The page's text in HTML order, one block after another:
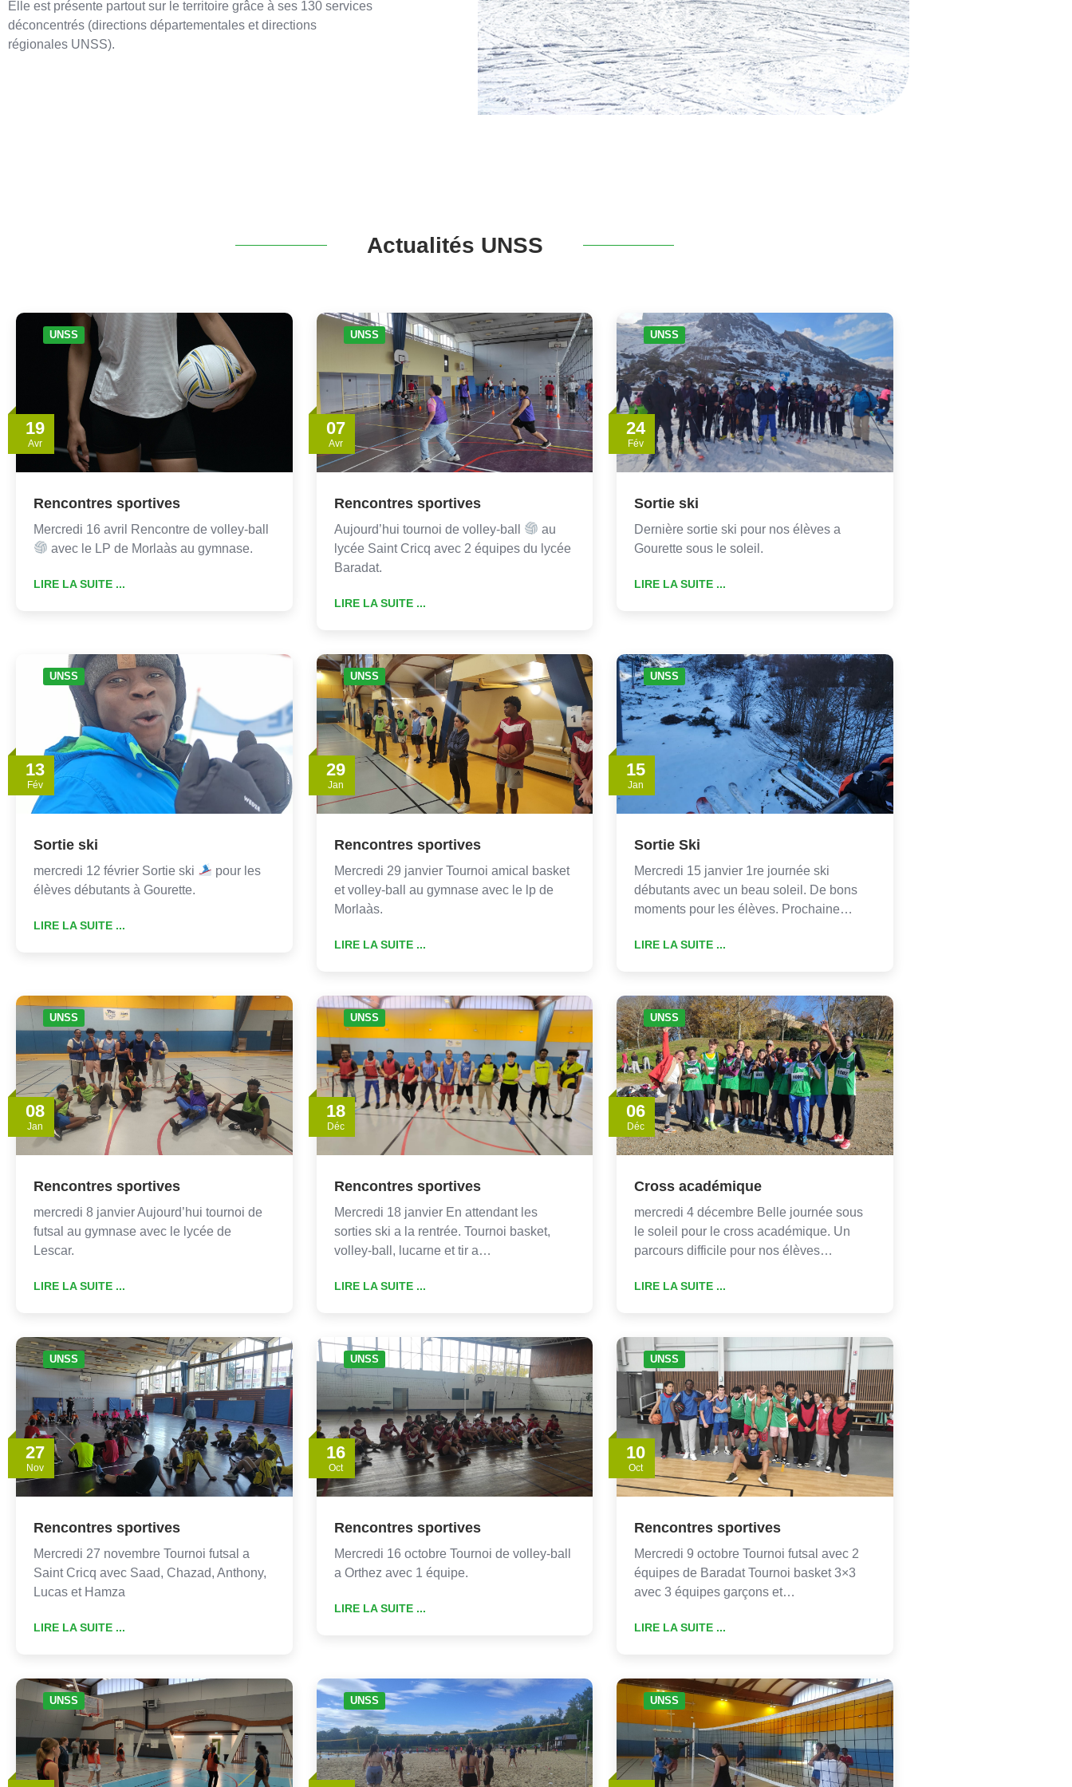
Elle est présente partout sur le territoire grâce à ses 130 services
déconcentrés (directions départementales et directions
régionales UNSS).
Actualités UNSS
19
Avr
UNSS
Rencontres sportives
Mercredi 16 avril Rencontre de volley-ball
avec le LP de Morlaàs au gymnase.
LIRE LA SUITE ...
07
Avr
UNSS
Rencontres sportives
Aujourd’hui tournoi de volley-ball
au
lycée Saint Cricq avec 2 équipes du lycée
Baradat.
LIRE LA SUITE ...
24
Fév
UNSS
Sortie ski
Dernière sortie ski pour nos élèves a
Gourette sous le soleil.
LIRE LA SUITE ...
13
Fév
UNSS
Sortie ski
mercredi 12 février Sortie ski
pour les
élèves débutants à Gourette.
LIRE LA SUITE ...
29
Jan
UNSS
Rencontres sportives
Mercredi 29 janvier Tournoi amical basket
et volley-ball au gymnase avec le lp de
Morlaàs.
LIRE LA SUITE ...
15
Jan
UNSS
Sortie Ski
Mercredi 15 janvier 1re journée ski
débutants avec un beau soleil. De bons
moments pour les élèves. Prochaine…
LIRE LA SUITE ...
08
Jan
UNSS
Rencontres sportives
mercredi 8 janvier Aujourd’hui tournoi de
futsal au gymnase avec le lycée de
Lescar.
LIRE LA SUITE ...
18
Déc
UNSS
Rencontres sportives
Mercredi 18 janvier En attendant les
sorties ski a la rentrée. Tournoi basket,
volley-ball, lucarne et tir a…
LIRE LA SUITE ...
06
Déc
UNSS
Cross académique
mercredi 4 décembre Belle journée sous
le soleil pour le cross académique. Un
parcours difficile pour nos élèves…
LIRE LA SUITE ...
27
Nov
UNSS
Rencontres sportives
Mercredi 27 novembre Tournoi futsal a
Saint Cricq avec Saad, Chazad, Anthony,
Lucas et Hamza
LIRE LA SUITE ...
16
Oct
UNSS
Rencontres sportives
Mercredi 16 octobre Tournoi de volley-ball
a Orthez avec 1 équipe.
LIRE LA SUITE ...
10
Oct
UNSS
Rencontres sportives
Mercredi 9 octobre Tournoi futsal avec 2
équipes de Baradat Tournoi basket 3×3
avec 3 équipes garçons et…
LIRE LA SUITE ...
UNSS UNSS UNSS